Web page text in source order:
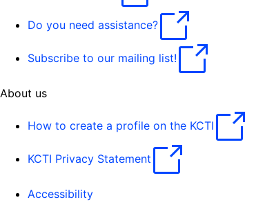
Do you need assistance?
Subscribe to our mailing list!
About us
How to create a profile on the KCTI
KCTI Privacy Statement
Accessibility